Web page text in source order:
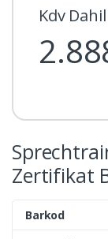
Zertifikat
Barkod
Kdv